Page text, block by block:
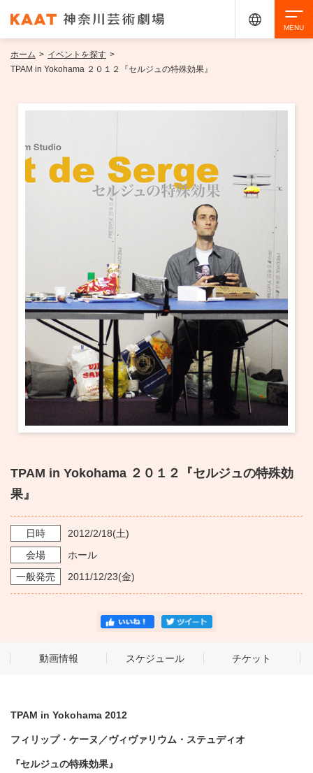
イベントを探す
・ イベントカレンダー
・ 館内サービス・アクセシビリティ
・ フロアマップ
・ レストラン/カフェ
・ 交通案内
・ よくある質問
施設を借りる
KAATについて
・ ミッション
KAAT 神奈川芸術劇場
SNS
ホーム > イベントを探す >
TPAM in Yokohama ２０１２『セルジュの特殊効果』
TPAM in Yokohama ２０１２『セルジュの特殊効
果』
日時 2012/2/18(土)
会場
ホール
一般発売
2011/12/23(金)
動画情報 スケジュール チケット
TPAM in Yokohama 2012
フィリップ・ケーヌ／ヴィヴァリウム・ステュディオ
『セルジュの特殊効果』